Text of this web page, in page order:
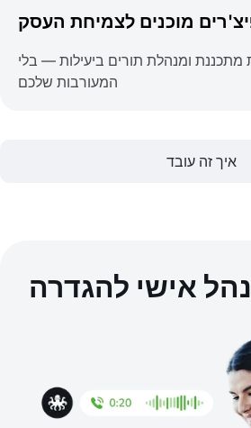
מוכנים לצמיחת העסק
ומנהלת תורים ביעילות — בלי
המעורבות שלכם
איך זה עובד
אישי להגדרה